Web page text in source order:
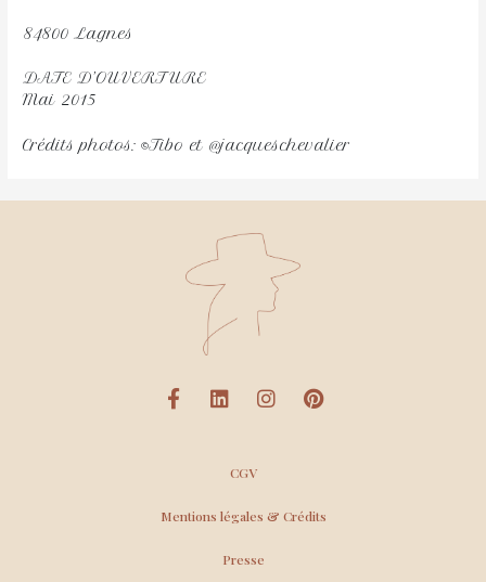
84800 Lagnes
DATE D’OUVERTURE
Mai 2015
Crédits photos: ©Tibo et @jacqueschevalier
CGV
Mentions légales & Crédits
Presse